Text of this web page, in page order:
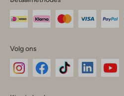
Volg ons